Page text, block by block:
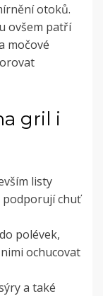
otoků.
ovšem patří
močové
gril i
listy
podporují chuť
polévek,
ochucovat
a také